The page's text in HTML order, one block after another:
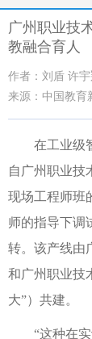
广州职业技
教融合育人
作者：刘盾 许
来源：中国教育
在工业级
自广州职业技
现场工程师班
师的指导下调
转。该产线由
和广州职业技
大”）共建。
“这种在